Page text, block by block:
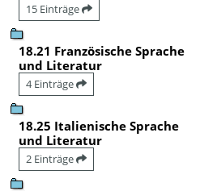
15 Einträge
18.21 Französische Sprache
und Literatur
4 Einträge
18.25 Italienische Sprache
und Literatur
2 Einträge